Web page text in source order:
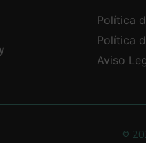
Política
Política
Aviso
©